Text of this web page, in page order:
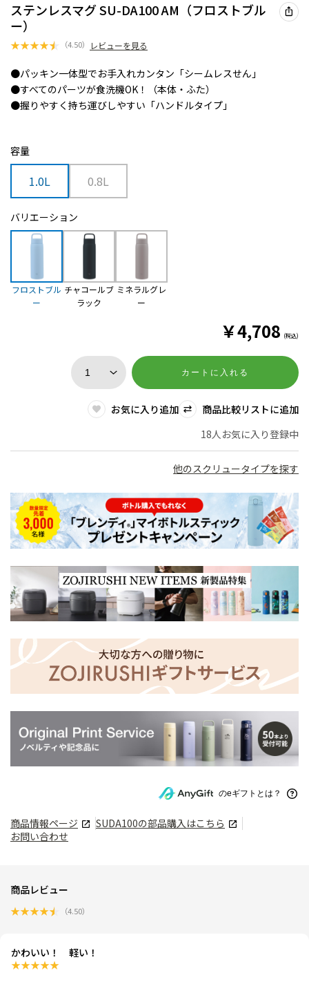
ステンレスマグ SU-DA100 AM（フロストブル
ー）
★★★★★ （4.50） レビューを見る
●パッキン一体型でお手入れカンタン「シームレスせん」
●すべてのパーツが食洗機OK！（本体・ふた）
●握りやすく持ち運びしやすい「ハンドルタイプ」
容量
1.0L 0.8L
バリエーション
フロストブル
ー
チャコールブ
ラック
ミネラルグレ
ー
￥4,708 (税込)
カートに入れる
お気に入り追加
商品比較リストに追加
18人お気に入り登録中
他のスクリュータイプを探す
のeギフトとは？
商品情報ページ SUDA100の部品購入はこちら
お問い合わせ
商品レビュー
★★★★★ （4.50）
かわいい！ 軽い！
★★★★★